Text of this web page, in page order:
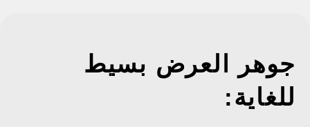
جوهر العرض بسيط
للغاية: